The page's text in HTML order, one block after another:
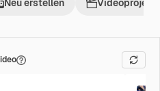
Neu erstellen Videoprojekt